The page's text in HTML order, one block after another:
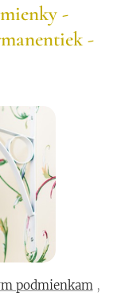
-
-
podmienkam,